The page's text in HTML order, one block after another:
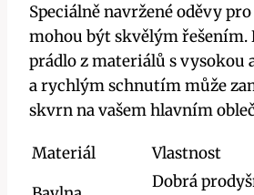
Speciálně navržené oděvy
mohou být skvělým řešením.
prádlo z materiálů s vysokou
a rychlým schnutím může
skvrn na vašem hlavním
Materiál
Vlastnost
Dobrá